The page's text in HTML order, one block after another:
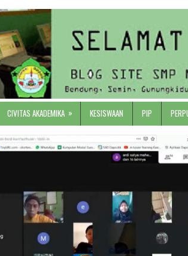
CIVITAS AKADEMIKA » KESISWAAN PIP